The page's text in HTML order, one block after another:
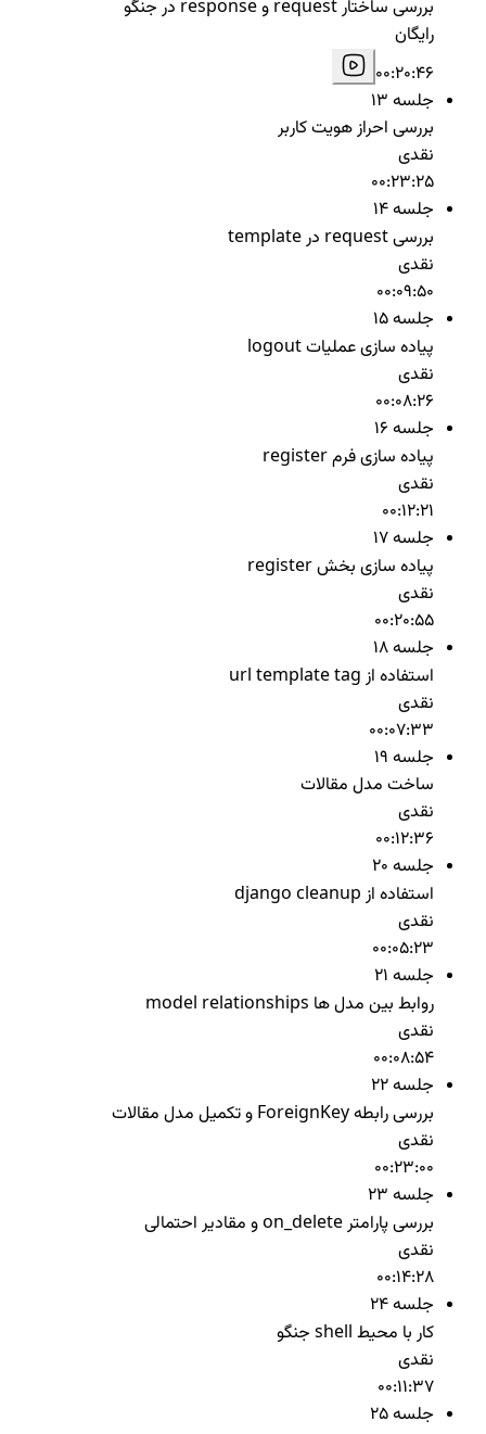
بررسی ساختار request و response در جنگو
رایگان
00:20:46
جلسه 13
بررسی احراز هویت کاربر
نقدی
00:23:25
جلسه 14
بررسی request در template
نقدی
00:09:50
جلسه 15
پیاده سازی عملیات logout
نقدی
00:08:26
جلسه 16
پیاده سازی فرم register
نقدی
00:12:21
جلسه 17
پیاده سازی بخش register
نقدی
00:20:55
جلسه 18
استفاده از url template tag
نقدی
00:07:33
جلسه 19
ساخت مدل مقالات
نقدی
00:12:36
جلسه 20
استفاده از django cleanup
نقدی
00:05:23
جلسه 21
روابط بین مدل ها model relationships
نقدی
00:08:54
جلسه 22
بررسی رابطه ForeignKey و تکمیل مدل مقالات
نقدی
00:23:00
جلسه 23
بررسی پارامتر on_delete و مقادیر احتمالی
نقدی
00:14:28
جلسه 24
کار با محیط shell جنگو
نقدی
00:11:37
جلسه 25